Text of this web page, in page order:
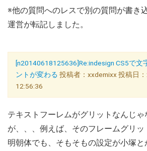
※他の質問へのレスで別の質問が書き
運営が転記しました。
[n20140618125636]Re:indesign CS5で文
ントが変わる 投稿者：xxdemixx 投稿日
12:56:36
テキストフーレムがグリットなんじ
が、、、例えば、そのフレームグリ
明朝体でも、そもそもの設定が小塚と